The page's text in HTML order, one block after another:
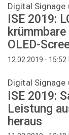
Digital Signage
ISE 2019:
OLED-
12.02.2019 - 15:52
Digital Signage
ISE 2019:
Leistung
heraus